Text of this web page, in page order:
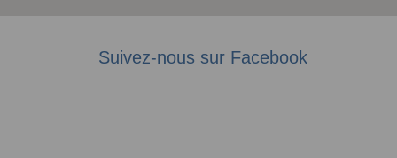
Suivez-nous sur Facebook